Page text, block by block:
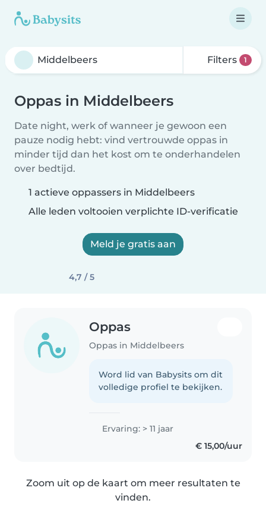
Filters 1
Oppas in Middelbeers
Date night, werk of wanneer je gewoon een
pauze nodig hebt: vind vertrouwde oppas in
minder tijd dan het kost om te onderhandelen
over bedtijd.
1 actieve oppassers in Middelbeers
Alle leden voltooien verplichte ID-verificatie
Meld je gratis aan
4,7 / 5
Oppas
Oppas in Middelbeers
Word lid van Babysits om dit
volledige profiel te bekijken.
Ervaring: > 11 jaar
€ 15,00/uur
Zoom uit op de kaart om meer resultaten te
vinden.